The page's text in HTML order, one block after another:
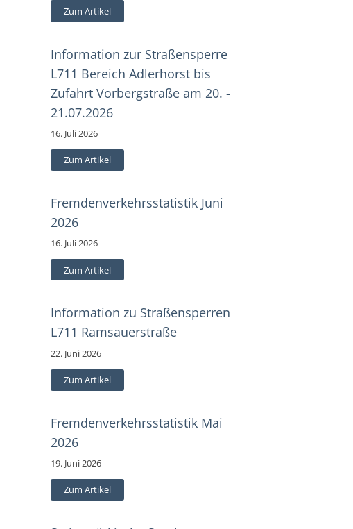
Zum Artikel
Information zur Straßensperre
L711 Bereich Adlerhorst bis
Zufahrt Vorbergstraße am 20. -
21.07.2026
16. Juli 2026
Zum Artikel
Fremdenverkehrsstatistik Juni
2026
16. Juli 2026
Zum Artikel
Information zu Straßensperren
L711 Ramsauerstraße
22. Juni 2026
Zum Artikel
Fremdenverkehrsstatistik Mai
2026
19. Juni 2026
Zum Artikel